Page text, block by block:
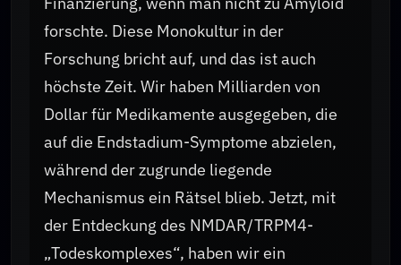
forschte. Diese Monokultur in der
Forschung bricht auf, und das ist auch
höchste Zeit. Wir haben Milliarden von
Dollar für Medikamente ausgegeben, die
auf die Endstadium-Symptome abzielen,
während der zugrunde liegende
Mechanismus ein Rätsel blieb. Jetzt, mit
der Entdeckung des NMDAR/TRPM4-
„Todeskomplexes“, haben wir ein